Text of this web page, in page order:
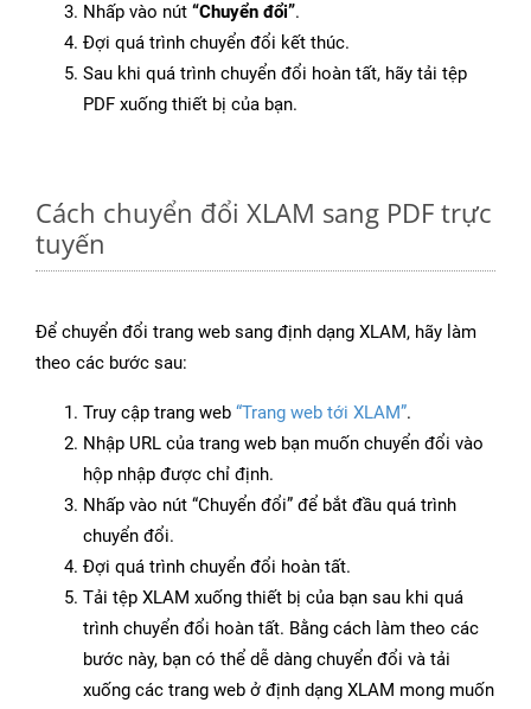
Nhấp vào nút “Chuyển đổi”.
Đợi quá trình chuyển đổi kết thúc.
Sau khi quá trình chuyển đổi hoàn tất, hãy tải tệp
PDF xuống thiết bị của bạn.
Cách chuyển đổi XLAM sang PDF trực
tuyến
Để chuyển đổi trang web sang định dạng XLAM, hãy làm
theo các bước sau:
Truy cập trang web “Trang web tới XLAM”.
Nhập URL của trang web bạn muốn chuyển đổi vào
hộp nhập được chỉ định.
Nhấp vào nút “Chuyển đổi” để bắt đầu quá trình
chuyển đổi.
Đợi quá trình chuyển đổi hoàn tất.
Tải tệp XLAM xuống thiết bị của bạn sau khi quá
trình chuyển đổi hoàn tất. Bằng cách làm theo các
bước này, bạn có thể dễ dàng chuyển đổi và tải
xuống các trang web ở định dạng XLAM mong muốn